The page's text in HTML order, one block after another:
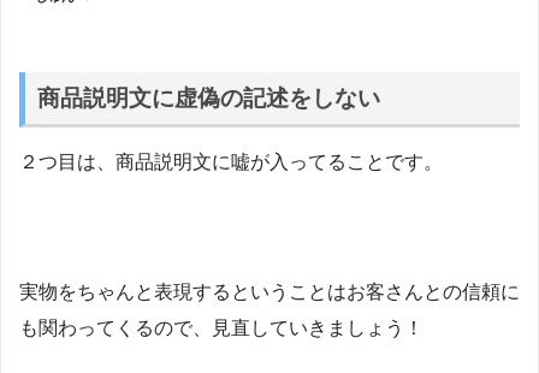
商品説明文に虚偽の記述をしない
２つ目は、商品説明文に嘘が入ってることです。
実物をちゃんと表現するということはお客さんとの信頼に
も関わってくるので、見直していきましょう！